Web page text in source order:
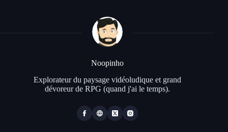
Noopinho
Explorateur du paysage vidéoludique et grand
dévoreur de RPG (quand j'ai le temps).